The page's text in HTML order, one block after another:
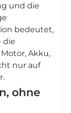
und die
bedeutet,
die
Akku,
nur auf
ohne